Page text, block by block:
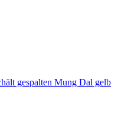
Mung Dal gelb